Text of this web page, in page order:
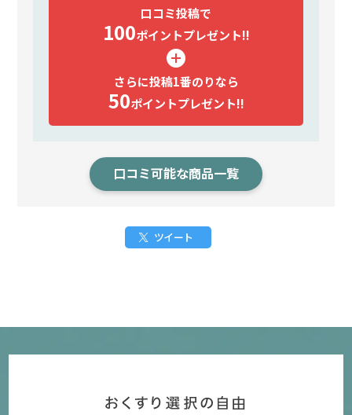
口コミ投稿で
100ポイントプレゼント!!
さらに投稿1番のりなら
50ポイントプレゼント!!
口コミ可能な商品一覧
ツイート